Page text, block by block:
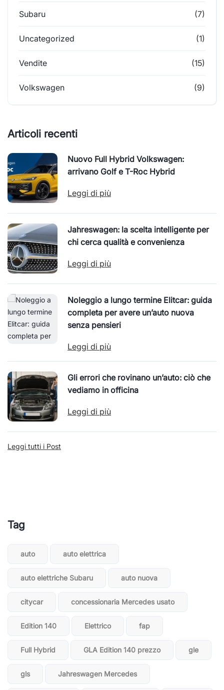
Subaru (7)
Uncategorized (1)
Vendite (15)
Volkswagen (9)
Articoli recenti
Nuovo Full Hybrid Volkswagen:
arrivano Golf e T-Roc Hybrid
Leggi di più
Jahreswagen: la scelta intelligente per
chi cerca qualità e convenienza
Leggi di più
Noleggio a lungo termine Elitcar: guida
completa per avere un’auto nuova
senza pensieri
Leggi di più
Gli errori che rovinano un’auto: ciò che
vediamo in officina
Leggi di più
Leggi tutti i Post
Tag
auto auto elettrica
auto elettriche Subaru auto nuova
citycar concessionaria Mercedes usato
Edition 140 Elettrico fap
Full Hybrid GLA Edition 140 prezzo gle
gls Jahreswagen Mercedes